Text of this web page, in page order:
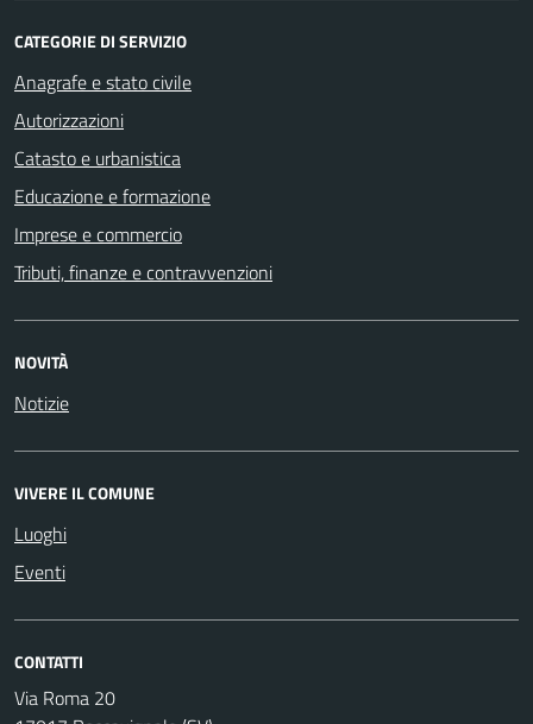
CATEGORIE DI SERVIZIO
Anagrafe e stato civile
Autorizzazioni
Catasto e urbanistica
Educazione e formazione
Imprese e commercio
Tributi, finanze e contravvenzioni
NOVITÀ
Notizie
VIVERE IL COMUNE
Luoghi
Eventi
CONTATTI
Via Roma 20